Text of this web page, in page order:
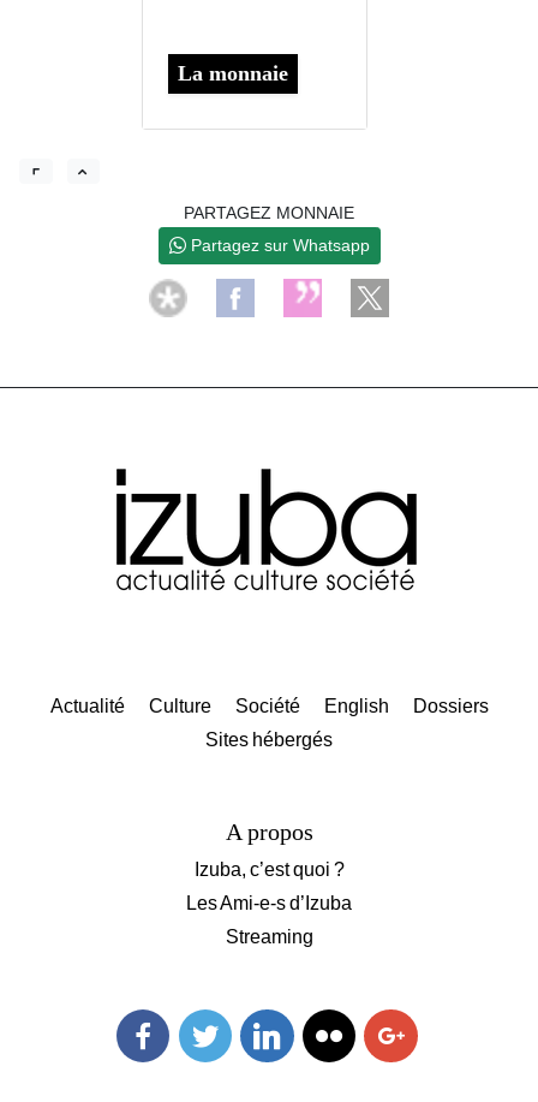
La monnaie
PARTAGEZ MONNAIE
Partagez sur Whatsapp
Actualité Culture Société English
Dossiers
Sites hébergés
A propos
Izuba, c’est quoi ?
Les Ami-e-s d’Izuba
Streaming